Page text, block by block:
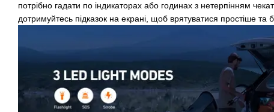
потрібно гадати по індикаторах або годинах з нетерпінням
дотримуйтесь підказок на екрані, щоб врятуватися простіше та